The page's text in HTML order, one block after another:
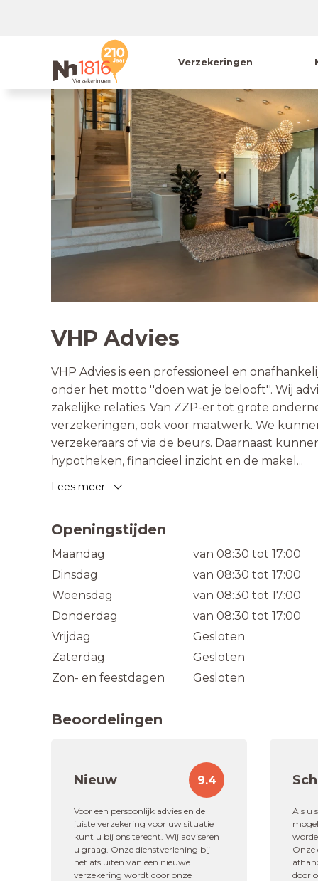
Verzekeringen
VHP Advies
VHP Advies is een professioneel en
onder het motto ''doen wat je belooft''. Wij
zakelijke relaties. Van ZZP-er tot grote
verzekeringen, ook voor maatwerk. We
verzekeraars of via de beurs. Daarnaast
hypotheken, financieel inzicht en de makel ...
Lees meer
Openingstijden
Maandag
van 08:30 tot 17:00
Dinsdag
van 08:30 tot 17:00
Woensdag
van 08:30 tot 17:00
Donderdag
van 08:30 tot 17:00
Vrijdag
Gesloten
Zaterdag
Gesloten
Zon- en feestdagen
Gesloten
Beoordelingen
Nieuw 9.4
Voor een persoonlijk advies en de
juiste verzekering voor uw situatie
kunt u bij ons terecht. Wij adviseren
u graag. Onze dienstverlening bij
het afsluiten van een nieuwe
verzekering wordt door onze
Als u
Onze
door
"Bij vragen over verzekeringen
met een goed en
Dhr.